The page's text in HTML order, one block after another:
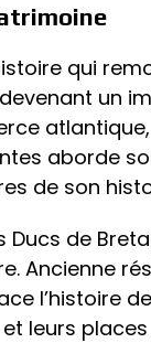
qui
un
aborde
de son
Ducs de
Ancienne
l’histoire
leurs